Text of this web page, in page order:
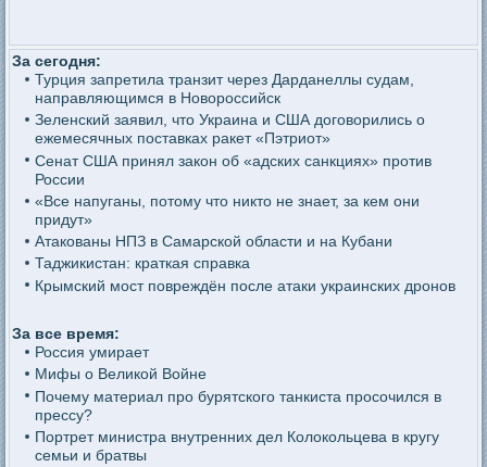
За сегодня:
Турция запретила транзит через Дарданеллы судам,
направляющимся в Новороссийск
Зеленский заявил, что Украина и США договорились о
ежемесячных поставках ракет «Пэтриот»
Сенат США принял закон об «адских санкциях» против
России
«Все напуганы, потому что никто не знает, за кем они
придут»
Атакованы НПЗ в Самарской области и на Кубани
Таджикистан: краткая справка
Крымский мост повреждён после атаки украинских дронов
За все время:
Россия умирает
Мифы о Великой Войне
Почему материал про бурятского танкиста просочился в
прессу?
Портрет министра внутренних дел Колокольцева в кругу
семьи и братвы